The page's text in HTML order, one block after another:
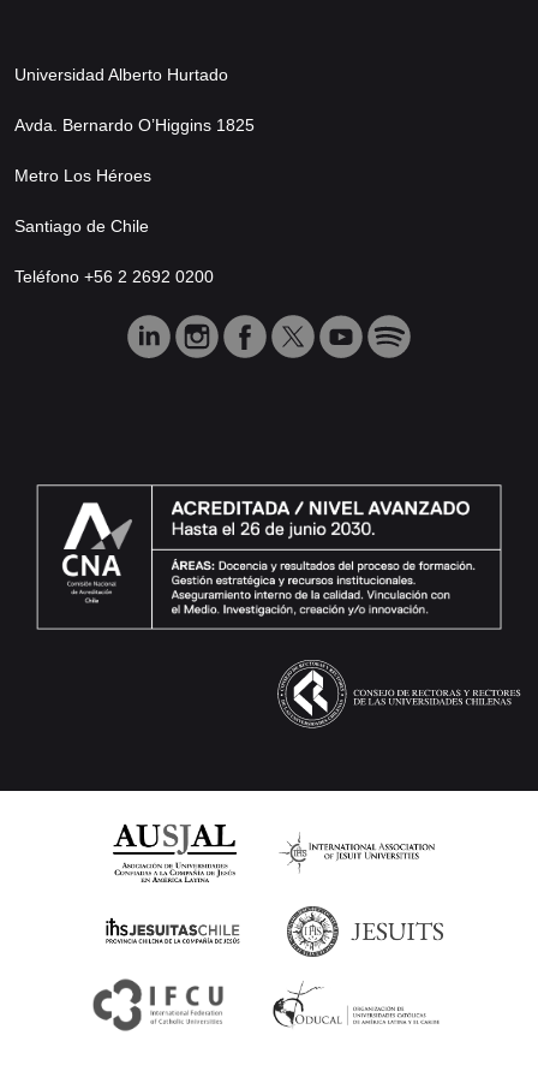
Universidad Alberto Hurtado
Avda. Bernardo O’Higgins 1825
Metro Los Héroes
Santiago de Chile
Teléfono +56 2 2692 0200